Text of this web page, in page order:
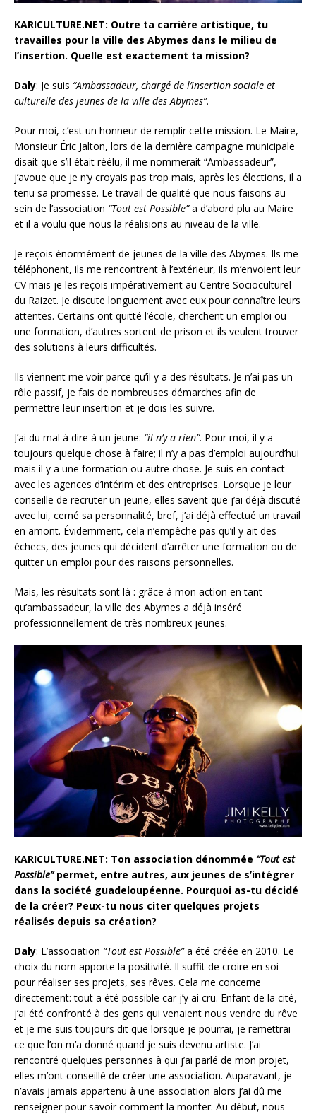
KARICULTURE.NET: Outre ta carrière artistique, tu
travailles pour la ville des Abymes dans le milieu de
l’insertion. Quelle est exactement ta mission?
Daly: Je suis “Ambassadeur, chargé de l’insertion sociale et
culturelle des jeunes de la ville des Abymes”.
Pour moi, c’est un honneur de remplir cette mission. Le Maire,
Monsieur Éric Jalton, lors de la dernière campagne municipale
disait que s’il était réélu, il me nommerait “Ambassadeur”,
j’avoue que je n’y croyais pas trop mais, après les élections, il a
tenu sa promesse. Le travail de qualité que nous faisons au
sein de l’association “Tout est Possible”a d’abord plu au Maire
et il a voulu que nous la réalisions au niveau de la ville.
Je reçois énormément de jeunes de la ville des Abymes. Ils me
téléphonent, ils me rencontrent à l’extérieur, ils m’envoient leur
CV mais je les reçois impérativement au Centre Socioculturel
du Raizet. Je discute longuement avec eux pour connaître leurs
attentes. Certains ont quitté l’école, cherchent un emploi ou
une formation, d’autres sortent de prison et ils veulent trouver
des solutions à leurs difficultés.
Ils viennent me voir parce qu’il y a des résultats. Je n’ai pas un
rôle passif, je fais de nombreuses démarches afin de
permettre leur insertion et je dois les suivre.
J’ai du mal à dire à un jeune: “il n’y a rien”. Pour moi, il y a
toujours quelque chose à faire; il n’y a pas d’emploi aujourd’hui
mais il y a une formation ou autre chose. Je suis en contact
avec les agences d’intérim et des entreprises. Lorsque je leur
conseille de recruter un jeune, elles savent que j’ai déjà discuté
avec lui, cerné sa personnalité, bref, j’ai déjà effectué un travail
en amont. Évidemment, cela n’empêche pas qu’il y ait des
échecs, des jeunes qui décident d’arrêter une formation ou de
quitter un emploi pour des raisons personnelles.
Mais, les résultats sont là : grâce à mon action en tant
qu’ambassadeur, la ville des Abymes a déjà inséré
professionnellement de très nombreux jeunes.
KARICULTURE.NET: Ton association dénommée “Tout est
Possible”permet, entre autres, aux jeunes de s’intégrer
dans la société guadeloupéenne. Pourquoi as-tu décidé
de la créer? Peux-tu nous citer quelques projets
réalisés depuis sa création?
Daly: L’association “Tout est Possible”a été créée en 2010. Le
choix du nom apporte la positivité. Il suffit de croire en soi
pour réaliser ses projets, ses rêves. Cela me concerne
directement: tout a été possible car j’y ai cru. Enfant de la cité,
j’ai été confronté à des gens qui venaient nous vendre du rêve
et je me suis toujours dit que lorsque je pourrai, je remettrai
ce que l’on m’a donné quand je suis devenu artiste. J’ai
rencontré quelques personnes à qui j’ai parlé de mon projet,
elles m’ont conseillé de créer une association. Auparavant, je
n’avais jamais appartenu à une association alors j’ai dû me
renseigner pour savoir comment la monter. Au début, nous